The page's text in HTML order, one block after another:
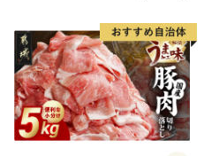
切り身 魚 わけあり